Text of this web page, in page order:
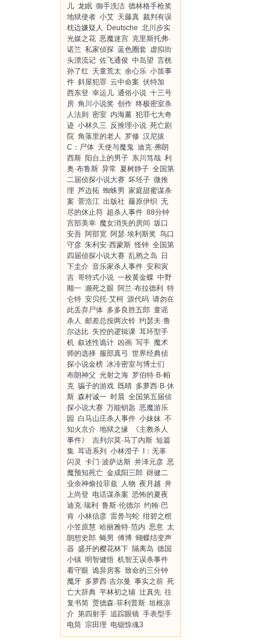
儿 龙眠 御手洗洁 德林格手枪奖
地狱使者 小艾 天藤真 裁判有误
枕边嫌疑人
Deutsche 北川步实
光媒之花 恶魔迷宫 克里斯托弗·
诺兰 私家侦探 蓝色圈套 虚拟街
头漂流记 佐飞通俊 中岛望 言桄
孙了红 天童荒太 余心乐 小笛事
件 斜屋犯罪 云中命案 伏特加
西东登 幸运儿 通俗小说 十三号
房 角川小说奖 创作 终极密室杀
人法则
密室 内海薰 犯罪七大奇
迹 小林久三 反推理小说 死亡剧
院 角落里的老人 罗修 汉尼拔
C：尸体 天使与魔鬼 迪克·弗朗
西斯 阳台上的男子 东川笃哉 利
奥·布鲁斯 异常 夏树静子 全国第
二届侦探小说大赛 坏坯子 微推
理 芦边拓 蜘蛛男 家庭甜蜜谋杀
案 菅浩江 出版社 藤原伊织 无
尽的休止符 超杀人事件 88分钟
宫部美幸 魔女消失的房间 坂口
安吾 阿部宽 阿瑟·埃利斯奖 鸟口
守彦 朱利安·西蒙斯 怪钟 全国第
四届侦探小说大赛 乱鸦之岛
日
下圭介 音乐家杀人事件 安和寅
吉 哥特式小说 一枚黄金蝶 中野
顺一 濒死之眼 阿兰·布拉德利
特
仑特 安贝托·艾柯 源代码 请勿在
此丢弃尸体 多多良胜五郎 童谣
杀人 邮差总按两次铃 约瑟夫·鲁
尔达比 失控的逻辑课 耳环型手
机 叙述性诡计 凶画 写手 魔术
师的选择 服部真弓 世界经典侦
探小说金榜 冰冷密室与博士们
布朗神父 光射之海 罗伯特·B·帕
克 骗子的游戏 既晴 多萝西·B·休
斯 森村诚一 时晨 全国第五届侦
探小说大赛 万能钥匙 恶魔游乐
园
白马山庄杀人事件 小妹妹 不
知火京介 地狱之缘
《主教杀人
事件》
吉列尔莫·马丁内斯 短篇
集 耳语系列 小林澄子
I：无辜
闪灵 卡门·波萨达斯 井泽元彦 恶
魔预知死亡 金成阳三郎 谺健二
业余神偷拉菲兹 人物 夜月越 井
上尚登 电话谋杀案 恐怖的夏夜
迪克·瑞利
鲁斯·伦德尔 约翰·巴
肯 小林信彦 雷兽与蛇 绀碧之棺
小笠原慧 哈丽雅特·范内 恶意 太
朗想史郎 蝇男 傅博 蝴蝶结变声
器 盛开的樱花林下 隔离岛 德国
小镇 明智健悟 机智王误杀事件
看守眼 诡异房客 致命的三分钟
魔牙 多萝西·吉尔曼 事实之前 死
亡大辞典 平林初之辅 辻真先 往
复书简 贾德森·菲利普斯 垣根凉
介 第四射手 追踪眼镜 手表型手
电筒 宗田理 电锯惊魂3